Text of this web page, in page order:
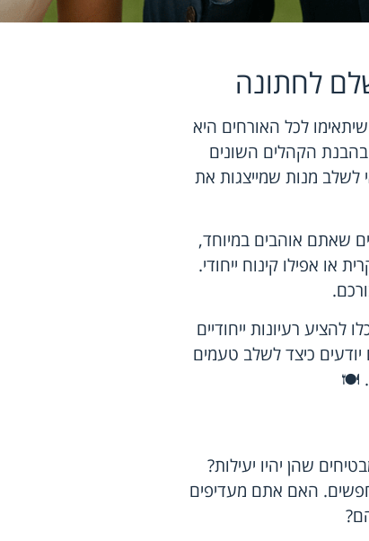
לחתונה
לכל האורחים היא
הקהלים השונים
מנות שמייצגות את
שאתם אוהבים במיוחד,
או אפילו קינוח ייחודי.
רעיונות ייחודיים
יודעים כיצד לשלב טעמים
🍽️
שהן יהיו יעילות?
האם אתם מעדיפים